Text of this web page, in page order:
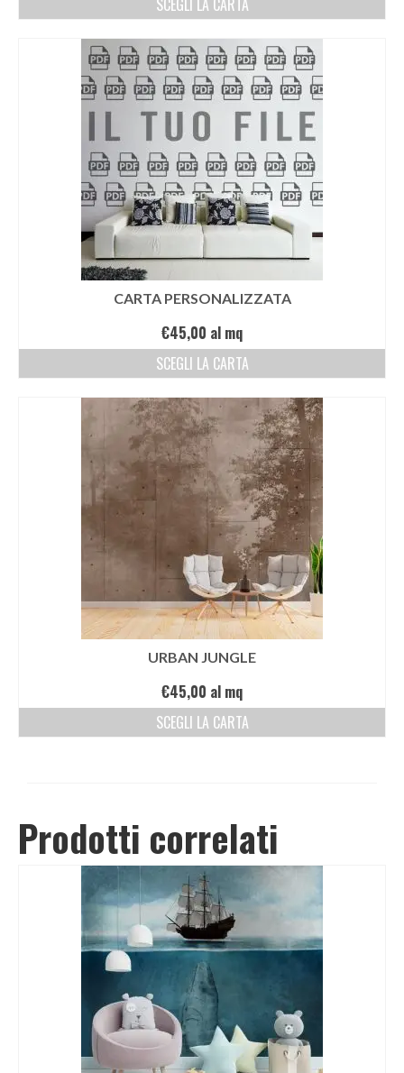
SCEGLI LA CARTA
CARTA PERSONALIZZATA
€45,00 al mq
SCEGLI LA CARTA
URBAN JUNGLE
€45,00 al mq
SCEGLI LA CARTA
Prodotti correlati